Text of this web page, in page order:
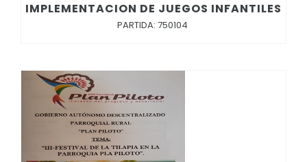
IMPLEMENTACION DE JUEGOS INFANTILES
PARTIDA: 750104